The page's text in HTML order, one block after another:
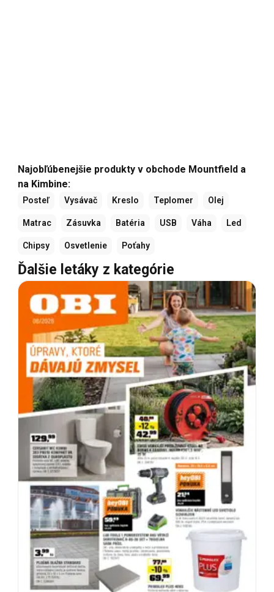
Najobľúbenejšie produkty v obchode Mountfield a
na Kimbine:
Posteľ Vysávač Kreslo Teplomer Olej
Matrac Zásuvka Batéria USB Váha Led
Chipsy Osvetlenie Poťahy
Ďalšie letáky z kategórie